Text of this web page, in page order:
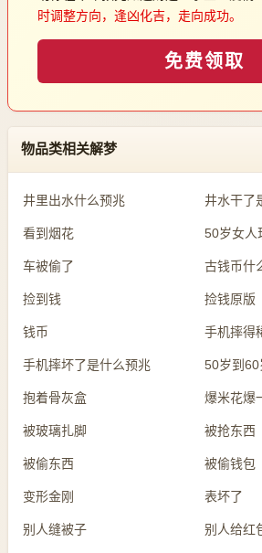
时调整方向，逢凶化吉，走向成功。
免费领取
物品类相关解梦
井里出水什么预兆 井水干了
看到烟花 50岁女人
车被偷了 古钱币什
捡到钱 捡钱原版
钱币 手机摔得
手机摔坏了是什么预兆 50岁到
抱着骨灰盒 爆米花爆
被玻璃扎脚 被抢东西
被偷东西 被偷钱包
变形金刚 表坏了
别人缝被子 别人给红